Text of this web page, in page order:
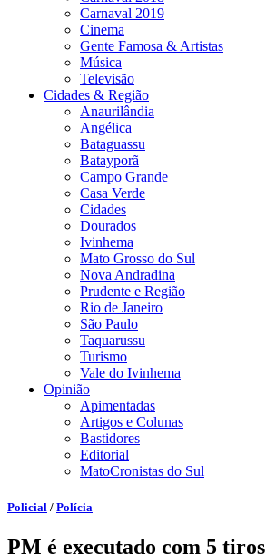
Carnaval 2019
Cinema
Gente Famosa & Artistas
Música
Televisão
Cidades & Região
Anaurilândia
Angélica
Bataguassu
Batayporã
Campo Grande
Casa Verde
Cidades
Dourados
Ivinhema
Mato Grosso do Sul
Nova Andradina
Prudente e Região
Rio de Janeiro
São Paulo
Taquarussu
Turismo
Vale do Ivinhema
Opinião
Apimentadas
Artigos e Colunas
Bastidores
Editorial
MatoCronistas do Sul
Policial / Polícia
PM é executado com 5 tiros